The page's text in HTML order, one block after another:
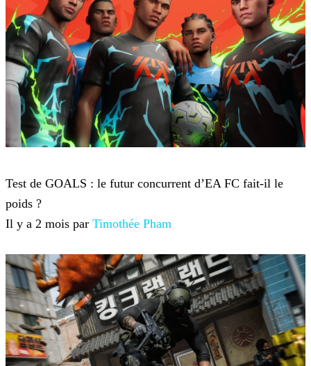
Test de GOALS : le futur concurrent d’EA FC fait-il le
poids ?
Il y a 2 mois par Timothée Pham